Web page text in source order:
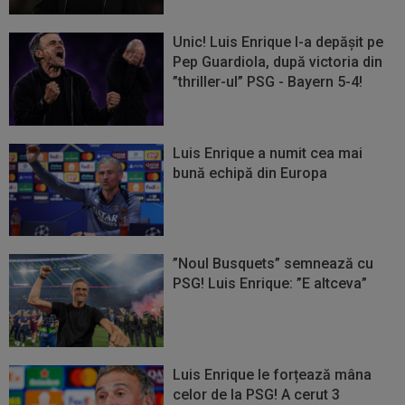
Unic! Luis Enrique l-a depășit pe
Pep Guardiola, după victoria din
”thriller-ul” PSG - Bayern 5-4!
Luis Enrique a numit cea mai
bună echipă din Europa
”Noul Busquets” semnează cu
PSG! Luis Enrique: ”E altceva”
Luis Enrique le forțează mâna
celor de la PSG! A cerut 3